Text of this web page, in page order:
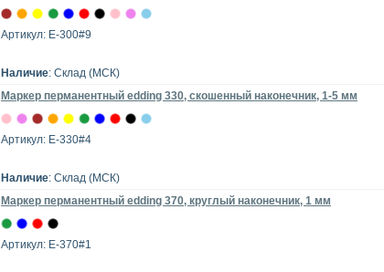
Артикул: E-300#9
Наличие: Склад (МСК)
Маркер перманентный edding 330, скошенный наконечник, 1-5 мм
Артикул: E-330#4
Наличие: Склад (МСК)
Маркер перманентный edding 370, круглый наконечник, 1 мм
Артикул: E-370#1